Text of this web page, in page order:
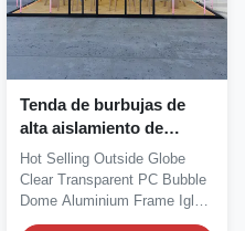
Tenda de burbujas de
alta aislamiento de
sonido
Hot Selling Outside Globe
Clear Transparent PC Bubble
Dome Aluminium Frame Igloo
Tent Combining...